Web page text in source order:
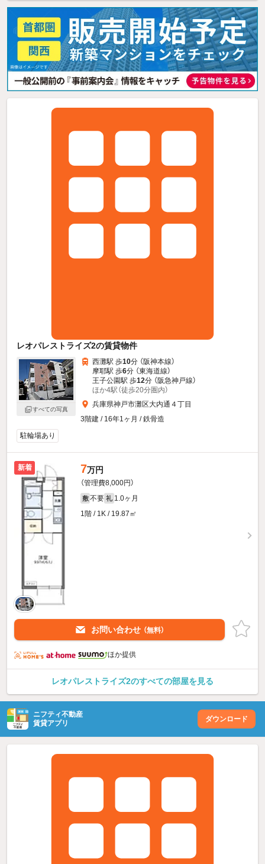
レオパレストライズ2の賃貸物件
すべての写真
西灘駅 歩10分 （阪神本線）
摩耶駅 歩6分 （東海道線）
王子公園駅 歩12分 （阪急神戸線）
ほか4駅（徒歩20分圏内）
兵庫県神戸市灘区大内通４丁目
3階建 / 16年1ヶ月 / 鉄骨造
駐輪場あり
新着 7万円
（管理費8,000円）
敷 不要 礼 1.0ヶ月
1階 / 1K / 19.87㎡
お問い合わせ （無料）
ほか提供
レオパレストライズ2のすべての部屋を見る
ニフティ不動産
賃貸アプリ
ダウンロード